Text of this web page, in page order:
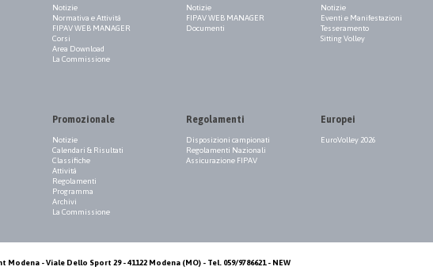
Notizie
Normativa e Attività
FIPAV WEB MANAGER
Corsi
Area Download
La Commissione
Notizie
FIPAV WEB MANAGER
Documenti
Notizie
Eventi e Manifestazioni
Tesseramento
Sitting Volley
Promozionale
Notizie
Calendari & Risultati
Classifiche
Attività
Regolamenti
Programma
Archivi
La Commissione
Regolamenti
Disposizioni campionati
Regolamenti Nazionali
Assicurazione FIPAV
Europei
EuroVolley 2026
- Viale Dello Sport 29 - 41122 Modena (MO) - Tel. 059/9786621 - NEW